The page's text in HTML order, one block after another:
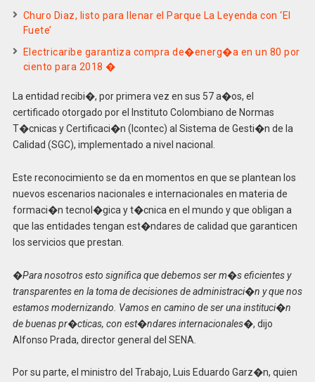
Churo Diaz, listo para llenar el Parque La Leyenda con ‘El
Fuete’
Electricaribe garantiza compra de�energ�a en un 80 por
ciento para 2018 �
La entidad recibi�, por primera vez en sus 57 a�os, el
certificado otorgado por el Instituto Colombiano de Normas
T�cnicas y Certificaci�n (Icontec) al Sistema de Gesti�n de la
Calidad (SGC), implementado a nivel nacional.
Este reconocimiento se da en momentos en que se plantean los
nuevos escenarios nacionales e internacionales en materia de
formaci�n tecnol�gica y t�cnica en el mundo y que obligan a
que las entidades tengan est�ndares de calidad que garanticen
los servicios que prestan.
�Para nosotros esto significa que debemos ser m�s eficientes y
transparentes en la toma de decisiones de administraci�n y que nos
estamos modernizando. Vamos en camino de ser una instituci�n
de buenas pr�cticas, con est�ndares internacionales�, dijo
Alfonso Prada, director general del SENA.
Por su parte, el ministro del Trabajo, Luis Eduardo Garz�n, quien